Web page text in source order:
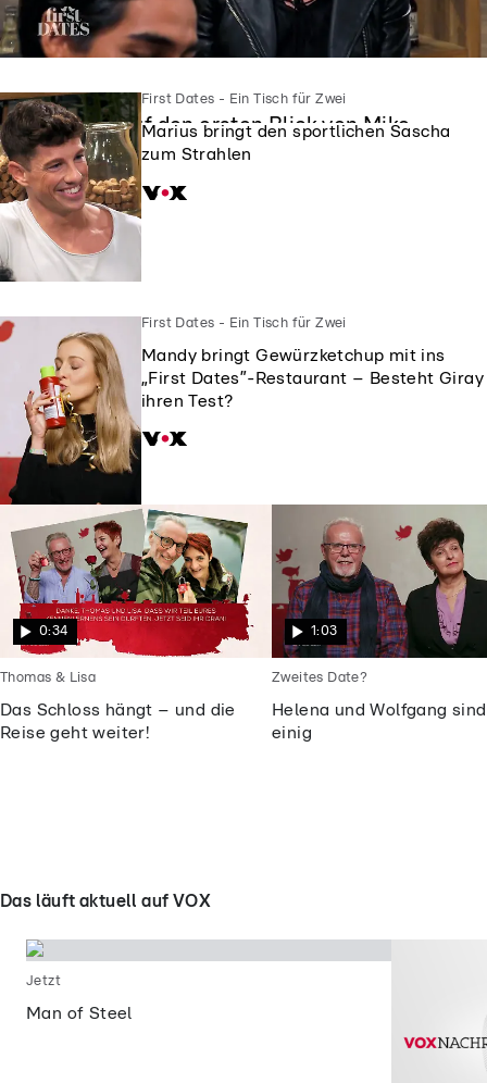
First Dates - Ein Tisch für Zwei
Siggi ist auf den ersten Blick von Mike
geflasht
First Dates - Ein Tisch für Zwei
Marius bringt den sportlichen Sascha
zum Strahlen
First Dates - Ein Tisch für Zwei
Mandy bringt Gewürzketchup mit ins
„First Dates”-Restaurant – Besteht Giray
ihren Test?
0:34
Das Schloss hängt – und die
Reise geht weiter!
Thomas & Lisa
1:03
Helena und Wolfgang
einig
Zweites Date?
Das läuft aktuell auf VOX
Man of Steel
Jetzt